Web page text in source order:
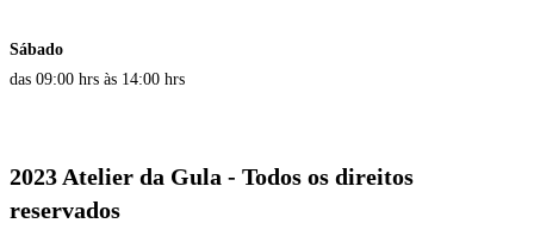
Sábado
das 09:00 hrs às 14:00 hrs
2023 Atelier da Gula - Todos os direitos
reservados